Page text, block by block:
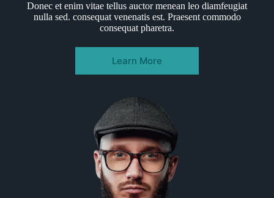
Donec et enim vitae tellus auctor menean leo diamfeugiat
nulla sed. consequat venenatis est. Praesent commodo
consequat pharetra.
Learn More